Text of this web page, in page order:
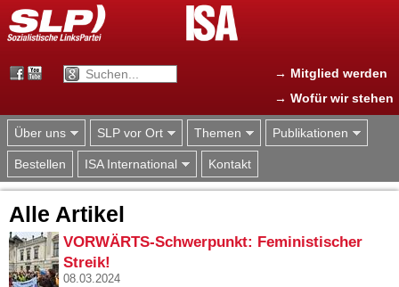
Jump to navigation
→ Mitglied werden
→ Wofür wir stehen
Über uns SLP vor Ort Themen Publikationen
Bestellen ISA International Kontakt
Alle Artikel
VORWÄRTS-Schwerpunkt: Feministischer
Streik!
08.03.2024